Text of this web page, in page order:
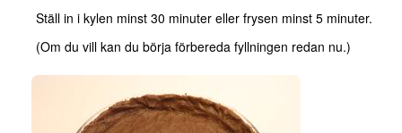
Ställ in i kylen minst 30 minuter eller frysen minst 5 minuter.
(Om du vill kan du börja förbereda fyllningen redan nu.)